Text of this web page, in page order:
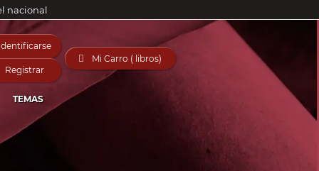
nacional
Registrar
 Mi Carro ( libros)
TEMAS